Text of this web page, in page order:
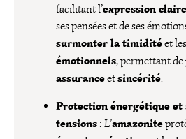
facilitant l’expression
ses pensées et de ses
surmonter la timiditéet les
émotionnels, permettant de
assuranceetsincérité.
Protection énergétique et
tensions : L’amazonite